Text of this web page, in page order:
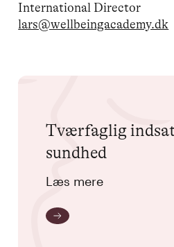
International Director
lars@wellbeingacademy.dk
Tværfaglig
sundhed
Læs mere